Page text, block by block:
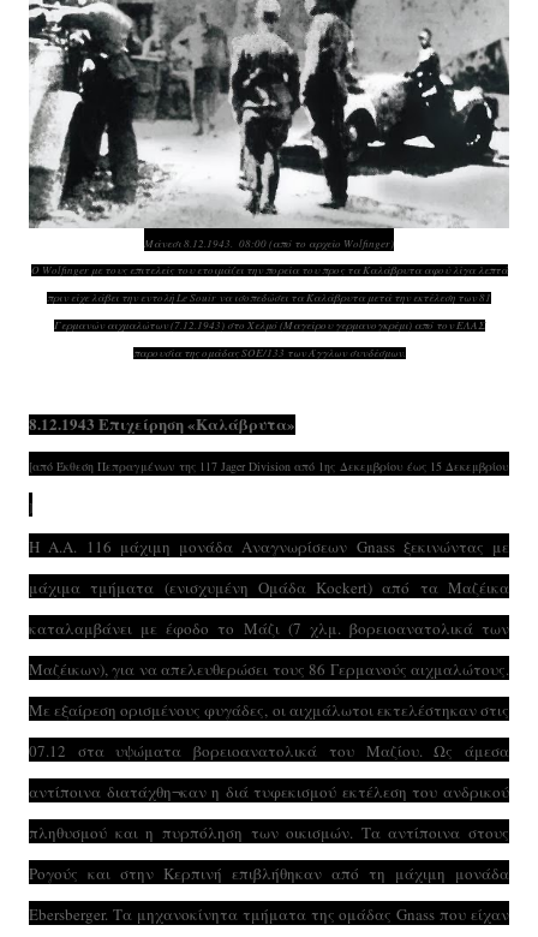
Μάνεσι 8.12.1943. 08:00 (από το αρχείο Wolfinger)
O Wolfinger με τους επιτελείς του ετοιμάζει την πορεία του προς τα Καλάβρυτα αφού λίγα λεπτά
πριν είχε λάβει την εντολή Le Souir να ισοπεδώσει τα Καλάβρυτα μετά την εκτέλεση των 81
Γερμανών αιχμαλώτων (7.12.1943) στο Χελμό (Μαγείρου γερμανογκρέμι) από τον ΕΛΑΣ
παρουσία της ομάδας SOE/133 των Άγγλων συνδέσμων.
8.12.1943 Επιχείρηση «Καλάβρυτα»
[από Έκθεση Πεπραγμένων της 117 Jager Division από 1ης Δεκεμβρίου έως 15 Δεκεμβρίου
]
Η Α.Α. 116 μάχιμη μονάδα Αναγνωρίσεων Gnass ξεκινώντας με
μάχιμα τμήματα (ενισχυμένη Ομάδα Kockert) από τα Μαζέικα
καταλαμβάνει με έφοδο το Μάζι (7 χλμ. βορειοανατολικά των
Μαζέικων), για να απελευθερώσει τους 86 Γερμανούς αιχμαλώτους.
Με εξαίρεση ορισμένους φυγάδες, οι αιχμάλωτοι εκτελέστηκαν στις
07.12 στα υψώματα βορειοανατολικά του Μαζίου. Ως άμεσα
αντίποινα διατάχθη¬καν η διά τυφεκισμού εκτέλεση του ανδρικού
πληθυσμού και η πυρπόληση των οικισμών. Τα αντίποινα στους
Ρογούς και στην Κερπινή επιβλήθηκαν από τη μάχιμη μονάδα
Ebersberger. Τα μηχανοκίνητα τμήματα της ομάδας Gnass που είχαν